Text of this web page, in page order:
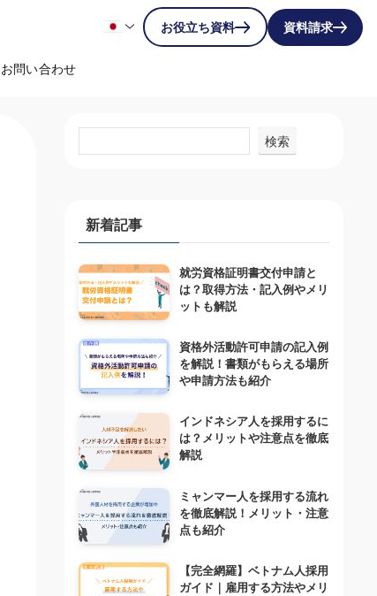
お役立ち資料 資料請求
お問い合わせ
検索
新着記事
就労資格証明書交付申請と
は？取得方法・記入例やメリ
ットも解説
資格外活動許可申請の記入例
を解説！書類がもらえる場所
や申請方法も紹介
インドネシア人を採用するに
は？メリットや注意点を徹底
解説
ミャンマー人を採用する流れ
を徹底解説！メリット・注意
点も紹介
【完全網羅】ベトナム人採用
ガイド｜雇用する方法やメリ